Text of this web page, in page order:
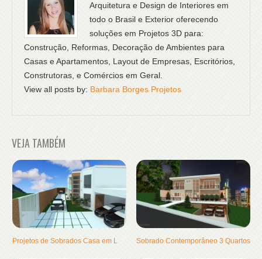
Arquitetura e Design de Interiores em
todo o Brasil e Exterior oferecendo
soluções em Projetos 3D para:
Construção, Reformas, Decoração de Ambientes para
Casas e Apartamentos, Layout de Empresas, Escritórios,
Construtoras, e Comércios em Geral.
View all posts by: Barbara Borges Projetos
VEJA TAMBÉM
Projetos de Sobrados Casa em L Sobrado Contemporâneo 3 Quartos